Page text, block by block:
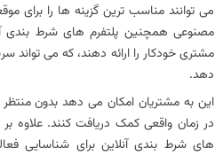
می توانند مناسب ترین گزینه ها را
مصنوعی همچنین پلتفرم‌ های شرط‌ بندی
مشتری خودکار را ارائه دهند، که می‌ تواند
دهد.
این به مشتریان امکان می‌ دهد بدون
در زمان واقعی کمک دریافت کنند. علاوه
های شرط بندی آنلاین برای شناسایی